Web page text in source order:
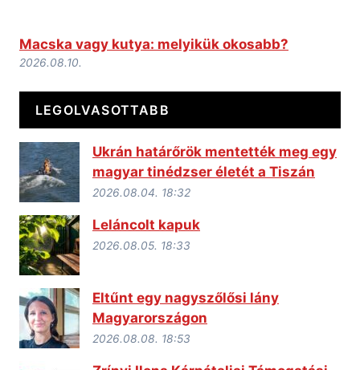
Macska vagy kutya: melyikük okosabb?
2026.08.10.
LEGOLVASOTTABB
Ukrán határőrök mentették meg egy
magyar tinédzser életét a Tiszán
2026.08.04. 18:32
Leláncolt kapuk
2026.08.05. 18:33
Eltűnt egy nagyszőlősi lány
Magyarországon
2026.08.08. 18:53